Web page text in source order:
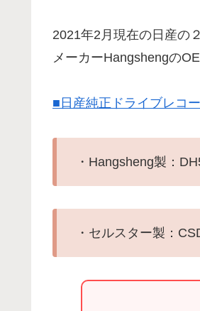
2021年2月現在の日産の
メーカーHangshengの
■日産純正ドライブレコ
・Hangsheng製：
・セルスター製：